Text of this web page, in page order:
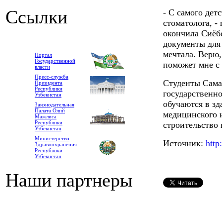
Ссылки
Портал
Государственной
власти
Пресс-служба
Президента
Республики
Узбекистан
Законодательная
Палата Олий
Мажлиса
Республики
Узбекистан
Министерство
Здравоохранения
Республики
Узбекистан
Наши партнеры
- С самого
стоматолога, -
окончила
документы
мечтала. Верю,
поможет мне с
Студенты
обучаются в
медицинского
Источник: